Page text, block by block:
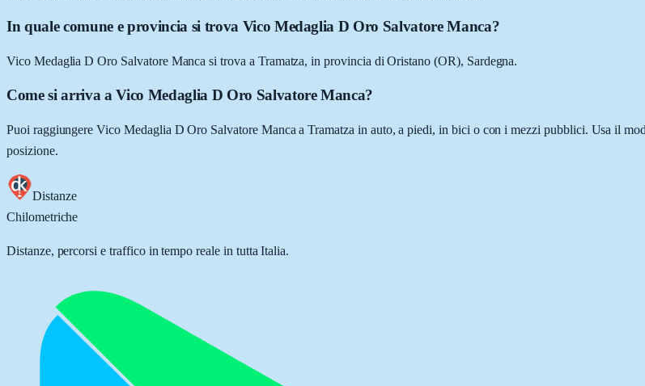
In quale comune e provincia si trova Vico Medaglia D Oro Salvatore Manca?
Vico Medaglia D Oro Salvatore Manca si trova a Tramatza, in provincia di Oristano (OR), Sardegna.
Come si arriva a Vico Medaglia D Oro Salvatore Manca?
Puoi raggiungere Vico Medaglia D Oro Salvatore Manca a Tramatza in auto, a piedi, in bici o con i mezzi pubblici. Usa il
posizione.
Distanze
Chilometriche
Distanze, percorsi e traffico in tempo reale in tutta Italia.